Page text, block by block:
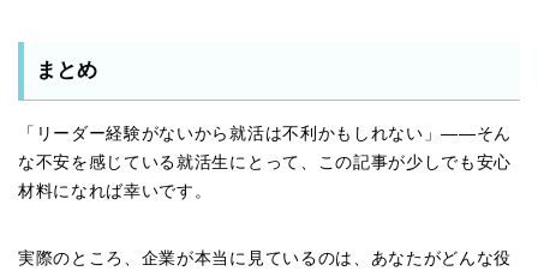
まとめ
「リーダー経験がないから就活は不利かもしれない」——そん
な不安を感じている就活生にとって、この記事が少しでも安心
材料になれば幸いです。
実際のところ、企業が本当に見ているのは、あなたがどんな役